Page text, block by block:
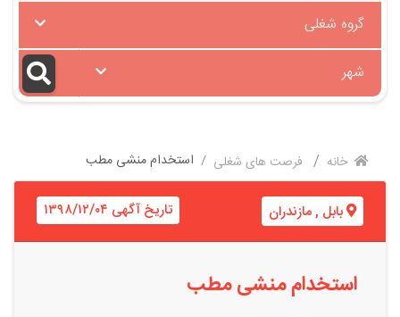
گروه شغلی
شهر
خانه فرصت های شغلی استخدام منشی مطب
بابل ,مازندران تاریخ آگهی ۱۳۹۸/۱۲/۰۴
استخدام منشی مطب